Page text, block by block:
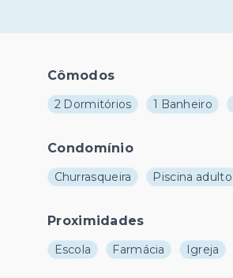
Cômodos
2 Dormitórios 1 Banheiro
Condomínio
Churrasqueira Piscina adulto
Proximidades
Escola Farmácia Igreja